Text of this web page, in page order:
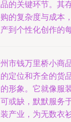
的关键环节。其
的复杂度与成本
到个性化创作的
市钱万里桥小商
定位和齐全的货
形象。它就像服
或缺，默默服务
产业，为无数衣